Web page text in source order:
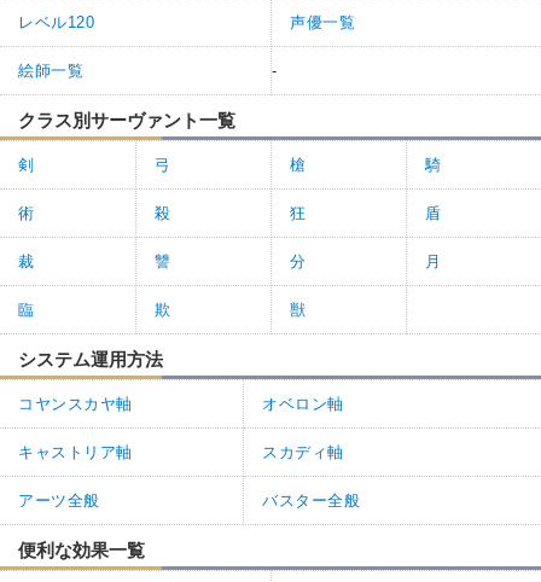
レベル120 声優一覧
絵師一覧 -
クラス別サーヴァント一覧
剣 弓 槍 騎
術 殺 狂 盾
裁 讐 分 月
臨 欺 獣
システム運用方法
コヤンスカヤ軸 オベロン軸
キャストリア軸 スカディ軸
アーツ全般 バスター全般
便利な効果一覧